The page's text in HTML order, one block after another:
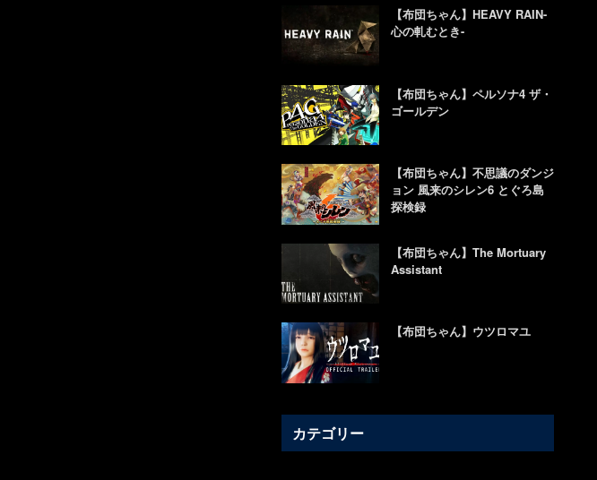
【布団ちゃん】HEAVY RAIN-
心の軋むとき-
【布団ちゃん】ペルソナ4 ザ・
ゴールデン
【布団ちゃん】不思議のダンジ
ョン 風来のシレン6 とぐろ島
探検録
【布団ちゃん】The Mortuary
Assistant
【布団ちゃん】ウツロマユ
カテゴリー